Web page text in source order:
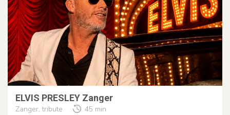
ELVIS PRESLEY Zanger
Zanger, tribute 45 min